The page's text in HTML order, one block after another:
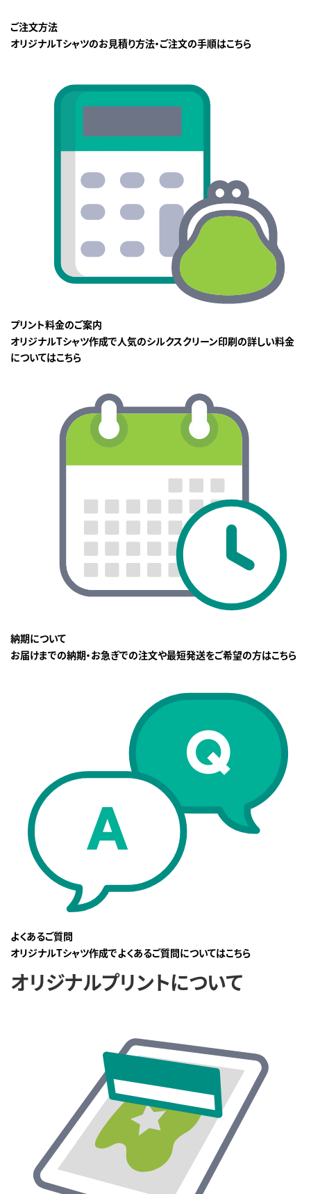
ご注文方法
オリジナルTシャツのお見積り方法・ご注文の手順はこちら
プリント料金のご案内
オリジナルTシャツ作成で人気のシルクスクリーン印刷の詳しい料金
についてはこちら
納期について
お届けまでの納期・お急ぎでの注文や最短発送をご希望の方はこちら
よくあるご質問
オリジナルTシャツ作成でよくあるご質問についてはこちら
オリジナルプリントについて